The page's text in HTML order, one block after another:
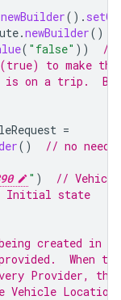
newBuilder().
.newBuilder()
( "false" ))
//
to
is on a trip.
=
()
// no need
" )
// Vehicle
Initial state
created in the
When the
Provider, the
Vehicle Location.